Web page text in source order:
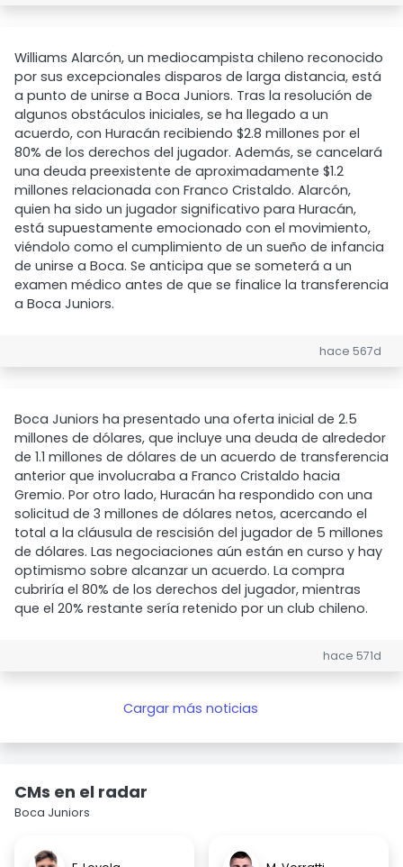
Williams Alarcón, un mediocampista chileno reconocido
por sus excepcionales disparos de larga distancia, está
a punto de unirse a Boca Juniors. Tras la resolución de
algunos obstáculos iniciales, se ha llegado a un
acuerdo, con Huracán recibiendo $2.8 millones por el
80% de los derechos del jugador. Además, se cancelará
una deuda preexistente de aproximadamente $1.2
millones relacionada con Franco Cristaldo. Alarcón,
quien ha sido un jugador significativo para Huracán,
está supuestamente emocionado con el movimiento,
viéndolo como el cumplimiento de un sueño de infancia
de unirse a Boca. Se anticipa que se someterá a un
examen médico antes de que se finalice la transferencia
a Boca Juniors.
hace 567d
Boca Juniors ha presentado una oferta inicial de 2.5
millones de dólares, que incluye una deuda de alrededor
de 1.1 millones de dólares de un acuerdo de transferencia
anterior que involucraba a Franco Cristaldo hacia
Gremio. Por otro lado, Huracán ha respondido con una
solicitud de 3 millones de dólares netos, acercando el
total a la cláusula de rescisión del jugador de 5 millones
de dólares. Las negociaciones aún están en curso y hay
optimismo sobre alcanzar un acuerdo. La compra
cubriría el 80% de los derechos del jugador, mientras
que el 20% restante sería retenido por un club chileno.
hace 571d
Cargar más noticias
CMs en el radar
Boca Juniors